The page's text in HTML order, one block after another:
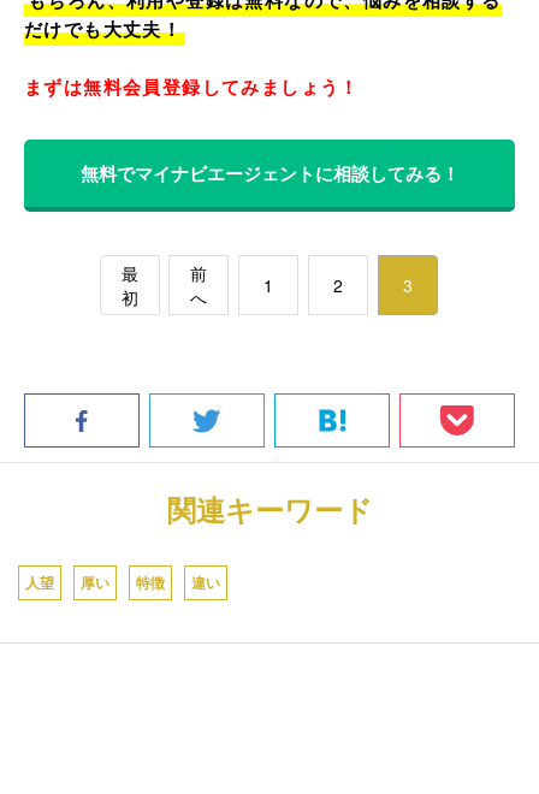
だけでも大丈夫！
まずは無料会員登録してみましょう！
無料でマイナビエージェントに相談してみる！
最
初
前
へ
1 2 3
関連キーワード
人望 厚い 特徴 違い